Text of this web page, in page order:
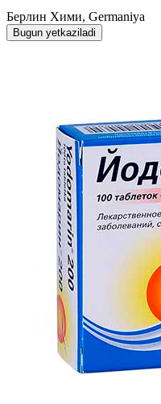
Берлин Хими, Germaniya
Bugun yetkaziladi